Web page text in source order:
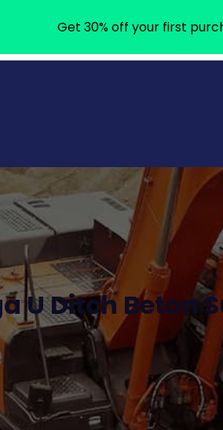
U Ditch Beton
Get 30% off your first